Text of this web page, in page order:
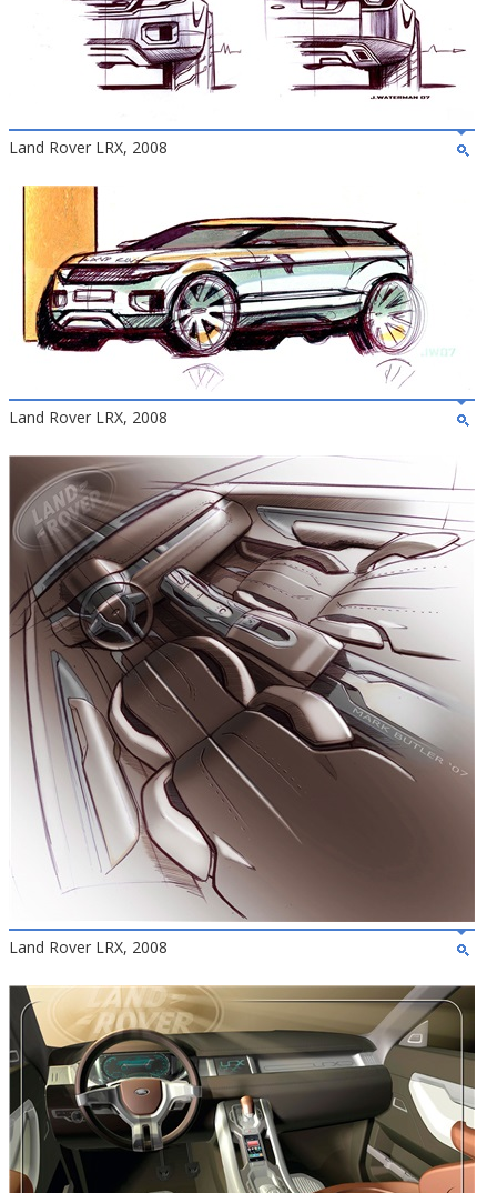
Land Rover LRX, 2008
Land Rover LRX, 2008
Land Rover LRX, 2008